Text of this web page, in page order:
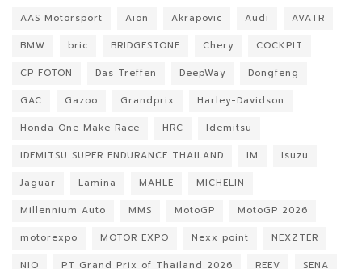
AAS Motorsport Aion Akrapovic Audi
AVATR
BMW
bric BRIDGESTONE Chery
COCKPIT
CP FOTON
Das Treffen DeepWay
Dongfeng
GAC
Gazoo Grandprix
Harley-Davidson
Honda One Make Race
HRC
Idemitsu
IDEMITSU SUPER ENDURANCE THAILAND
IM
Isuzu
Jaguar
Lamina MAHLE
MICHELIN
Millennium Auto
MMS MotoGP
MotoGP 2026
motorexpo
MOTOR EXPO Nexx point
NEXZTER
NIO
PT Grand Prix of Thailand 2026 REEV
SENA